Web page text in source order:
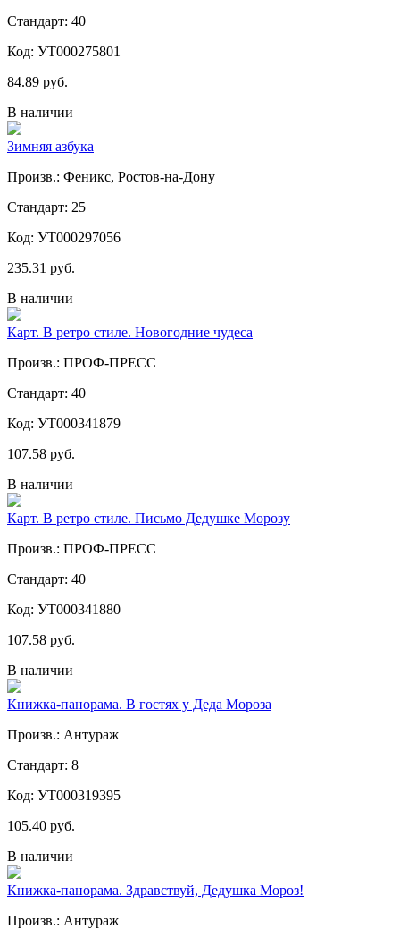
Стандарт: 40
Код: УТ000275801
84.89 руб.
В наличии
Зимняя азбука
Произв.: Феникс, Ростов-на-Дону
Стандарт: 25
Код: УТ000297056
235.31 руб.
В наличии
Карт. В ретро стиле. Новогодние чудеса
Произв.: ПРОФ-ПРЕСС
Стандарт: 40
Код: УТ000341879
107.58 руб.
В наличии
Карт. В ретро стиле. Письмо Дедушке Морозу
Произв.: ПРОФ-ПРЕСС
Стандарт: 40
Код: УТ000341880
107.58 руб.
В наличии
Книжка-панорама. В гостях у Деда Мороза
Произв.: Антураж
Стандарт: 8
Код: УТ000319395
105.40 руб.
В наличии
Книжка-панорама. Здравствуй, Дедушка Мороз!
Произв.: Антураж